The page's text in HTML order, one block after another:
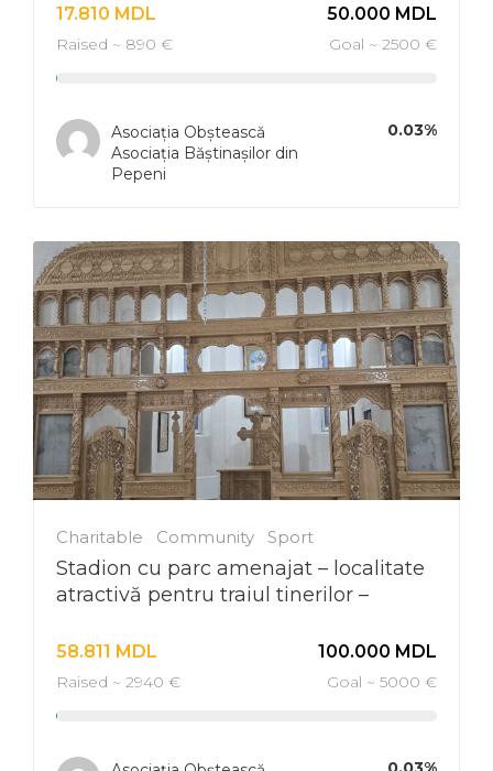
17.810 MDL
Raised ~ 890 €
50.000 MDL
Goal ~ 2500 €
Asociația Obștească
Asociația Băștinașilor din
Pepeni
0.03%
Charitable Community Sport
Stadion cu parc amenajat – localitate
atractivă pentru traiul tinerilor –
58.811 MDL
Raised ~ 2940 €
100.000 MDL
Goal ~ 5000 €